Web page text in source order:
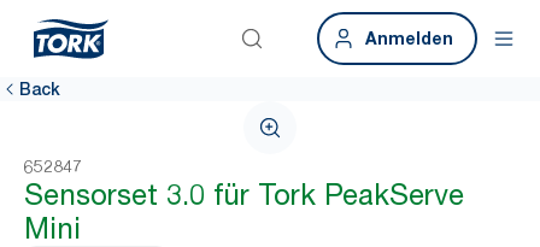
Anmelden
Back
652847
Sensorset 3.0 für Tork PeakServe
Mini